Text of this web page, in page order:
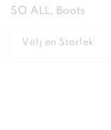
SO ALL, Boots
Välj en Storlek